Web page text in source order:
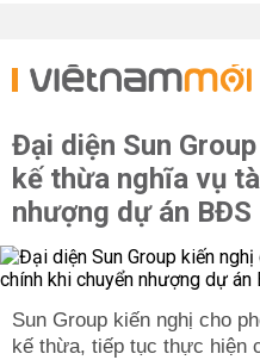
Đại diện Sun
kế thừa nghĩa vụ
nhượng dự án BĐS
Sun Group kiến nghị cho
kế thừa, tiếp tục thực hiện